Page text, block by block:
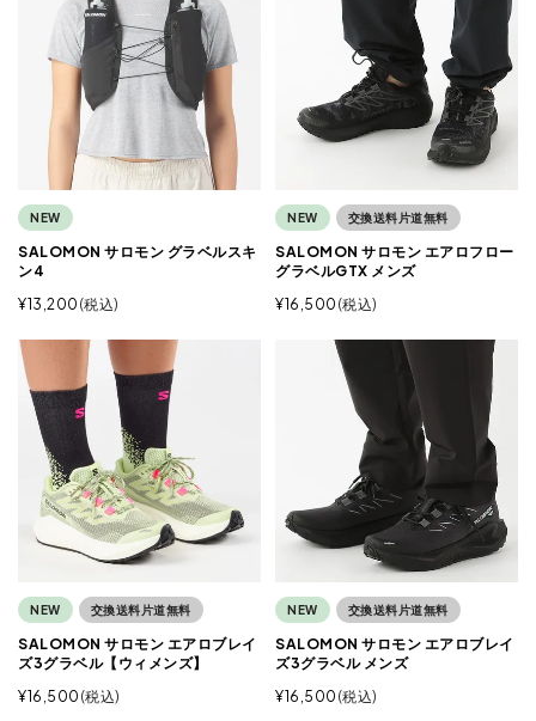
NEW
SALOMON サロモン グラベルスキ
ン4
¥13,200 税込
NEW 交換送料片道無料
SALOMON サロモン エアロフロー
グラベルGTX メンズ
¥16,500 税込
NEW 交換送料片道無料
SALOMON サロモン エアロブレイ
ズ3グラベル【ウィメンズ】
¥16,500 税込
NEW 交換送料片道無料
SALOMON サロモン エアロブレイ
ズ3グラベル メンズ
¥16,500 税込